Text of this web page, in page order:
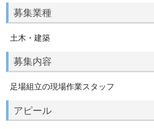
募集業種
土木・建築
募集内容
足場組立の現場作業スタッフ
アピール